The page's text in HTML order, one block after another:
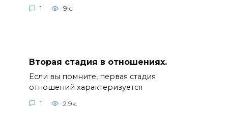
1 9к.
Вторая стадия в отношениях.
Если вы помните, первая стадия
отношений характеризуется
1 2.9к.